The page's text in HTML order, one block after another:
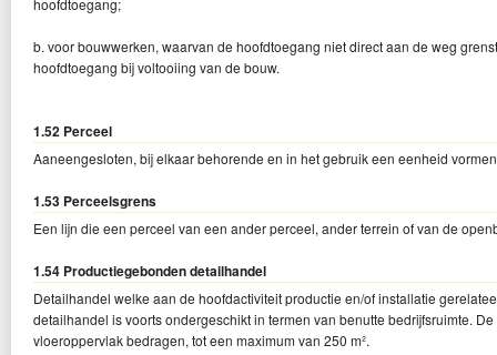
hoofdtoegang;
b. voor bouwwerken, waarvan de hoofdtoegang niet direct aan de weg
hoofdtoegang bij voltooiing van de bouw.
1.52 Perceel
Aaneengesloten, bij elkaar behorende en in het gebruik een eenheid
1.53 Perceelsgrens
Een lijn die een perceel van een ander perceel, ander terrein of van de
1.54 Productiegebonden detailhandel
Detailhandel welke aan de hoofdactiviteit productie en/of installatie
detailhandel is voorts ondergeschikt in termen van benutte bedrijfsruimte.
vloeroppervlak bedragen, tot een maximum van 250 m².